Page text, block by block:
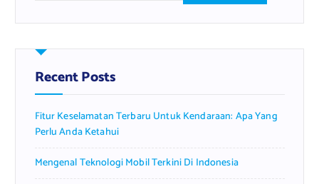
r
h
f
o
:
Recent Posts
Fitur Keselamatan Terbaru Untuk Kendaraan: Apa Yang
Perlu Anda Ketahui
Mengenal Teknologi Mobil Terkini Di Indonesia